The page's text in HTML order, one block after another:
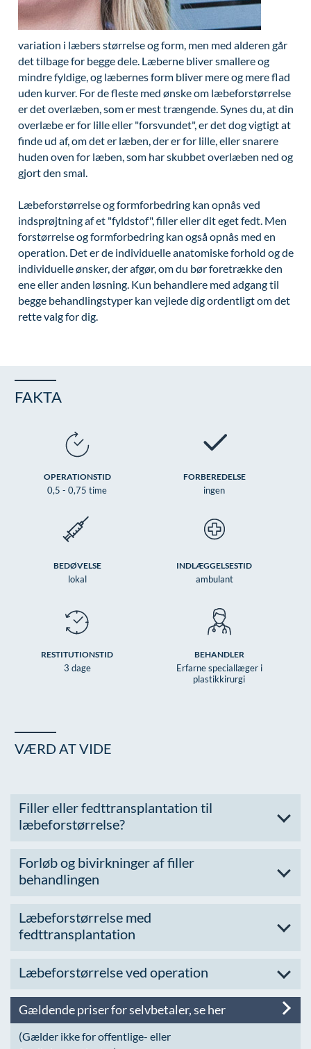
Lunge-astma-allergi
Mave-tarm kirurgi
Menopause- og hormonterapi
Neurologi (hjerne-nervesygdomme)
Onkologi (kræftsygdomme)
Plastikkirurgi (rekonstruktiv)
Reumatologi (gigtsygdomme)
Svedproblemer
Søvn
Thoraxkirurgi (slipping rib)
Ultralydsscanning
Urologi (Urinvejssygdomme)
Modelopskrivning
Plasmaprodukter i æstetisk, kosmetisk og anti-
aging medicin
Prisliste
Skriv dig op
Udskrivelse
Kontakt os & Find vej
Kvalitet og patienttilfredshed
Nyttige links
Parkering og opladning på AROS Privathospital
Persondatapolitik på AROS
Rygepolitik
Samarbejde mellem specialer
Sengestuer
Standardbetingelser for privatbetalte
operationer
Ventetid i det offentlige - Frit sygehusvalg
Vores mål
variation i læbers størrelse og form, men med alderen går
det tilbage for begge dele. Læberne bliver smallere og
mindre fyldige, og læbernes form bliver mere og mere flad
uden kurver. For de fleste med ønske om læbeforstørrelse
er det overlæben, som er mest trængende. Synes du, at din
overlæbe er for lille eller "forsvundet", er det dog vigtigt at
finde ud af, om det er læben, der er for lille, eller snarere
huden oven for læben, som har skubbet overlæben ned og
gjort den smal.
Læbeforstørrelse og formforbedring kan opnås ved
indsprøjtning af et "fyldstof", filler eller dit eget fedt. Men
forstørrelse og formforbedring kan også opnås med en
operation. Det er de individuelle anatomiske forhold og de
individuelle ønsker, der afgør, om du bør foretrække den
ene eller anden løsning. Kun behandlere med adgang til
begge behandlingstyper kan vejlede dig ordentligt om det
rette valg for dig.
FAKTA
OPERATIONSTID
0,5 - 0,75 time
FORBEREDELSE
ingen
BEDØVELSE
lokal
INDLÆGGELSESTID
ambulant
RESTITUTIONSTID
3 dage
BEHANDLER
Erfarne speciallæger i
plastikkirurgi
VÆRD AT VIDE
Filler eller fedttransplantation til
læbeforstørrelse?
Forløb og bivirkninger af filler
behandlingen
Læbeforstørrelse med
fedttransplantation
Læbeforstørrelse ved operation
Gældende priser for selvbetaler, se her
(Gælder ikke for offentlige- eller